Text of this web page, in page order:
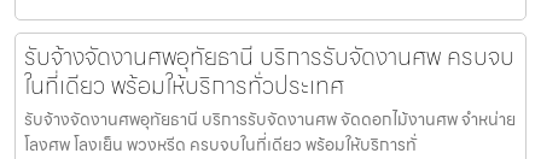
รับจ้างจัดงานศพอุทัยธานี บริการรับจัดงานศพ ครบจบ
ในที่เดียว พร้อมให้บริการทั่วประเทศ
รับจ้างจัดงานศพอุทัยธานี บริการรับจัดงานศพ จัดดอกไม้งานศพ จำหน่าย
โลงศพ โลงเย็น พวงหรีด ครบจบในที่เดียว พร้อมให้บริการทั่